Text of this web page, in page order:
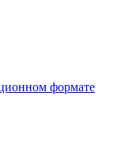
формате